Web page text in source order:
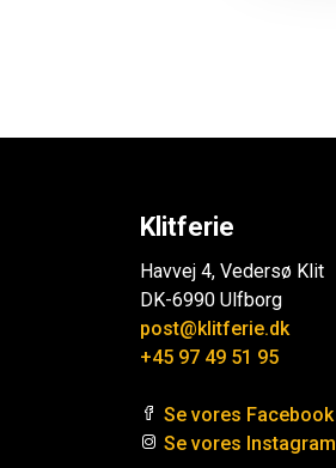
Klitferie
Havvej 4, Vedersø Klit
DK-6990 Ulfborg
post@klitferie.dk
+45 97 49 51 95
Se vores Facebook
Se vores Instagram